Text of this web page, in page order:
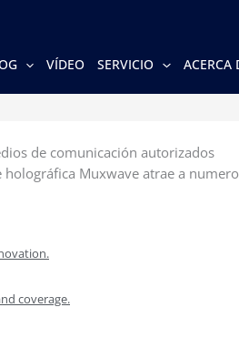
VÍDEO SERVICIO ACERCA
de comunicación autorizados
holográfica Muxwave atrae a
coverage.